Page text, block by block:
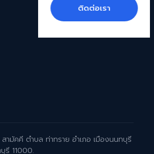
ติดต่อเรา
ามัคคี ตำบล ท่าทราย อำเภอ เมืองนนทบุรี
รี 11000.